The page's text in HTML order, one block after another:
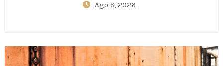
Reduzir o Desperdício de SIMs
as Crianças Conectadas no
Exterior
Ago 6, 2026